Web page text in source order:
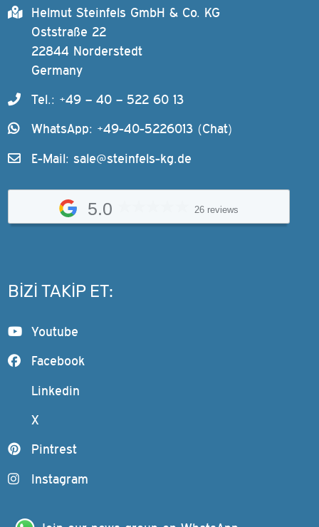
Helmut Steinfels GmbH & Co. KG
Oststraße 22
22844 Norderstedt
Germany
Tel.: +49 – 40 – 522 60 13
WhatsApp: +49-40-5226013 (Chat)
E-Mail: sale@steinfels-kg.de
5.0 26 reviews
BIZI TAKIP ET:
Youtube
Facebook
Linkedin
X
Pintrest
Instagram